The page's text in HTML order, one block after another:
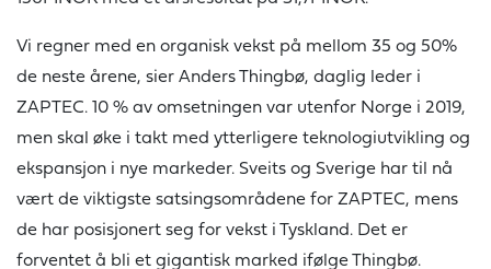
Vi regner med en organisk vekst på mellom 35 og 50%
de neste årene, sier Anders Thingbø, daglig leder i
ZAPTEC. 10 % av omsetningen var utenfor Norge i 2019,
men skal øke i takt med ytterligere teknologiutvikling og
ekspansjon i nye markeder. Sveits og Sverige har til nå
vært de viktigste satsingsområdene for ZAPTEC, mens
de har posisjonert seg for vekst i Tyskland. Det er
forventet å bli et gigantisk marked ifølge Thingbø.